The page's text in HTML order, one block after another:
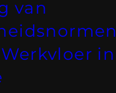
van
in